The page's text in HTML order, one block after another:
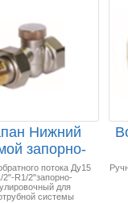
Нижний
запорно-
1/2...
потока Ду15
2"-R1/2"запорно-
для
системы